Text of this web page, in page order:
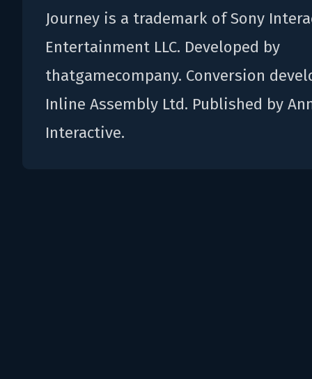
Journey is a trademark of Sony
Entertainment LLC. Developed by
thatgamecompany. Conversion
Inline Assembly Ltd. Published by
Interactive.